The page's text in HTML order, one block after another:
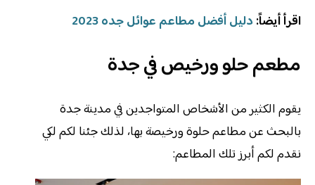
اقرأ أيضاً: دليل أفضل مطاعم عوائل جده 2023
مطعم حلو ورخيص في جدة
يقوم الكثير من الأشخاص المتواجدين في مدينة جدة
بالبحث عن مطاعم حلوة ورخيصة بها، لذلك جئنا لكم لكي
نقدم لكم أبرز تلك المطاعم: